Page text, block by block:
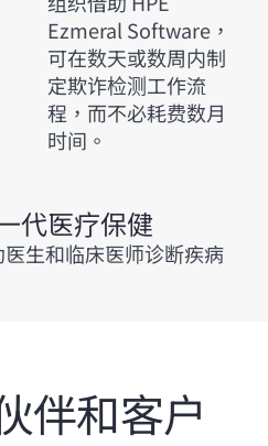
Ezmeral Software，
可在数天或数周内制
定欺诈检测工作流
程，而不必耗费数月
时间。
代医疗保健
生和临床医师诊断疾病
伴和客户